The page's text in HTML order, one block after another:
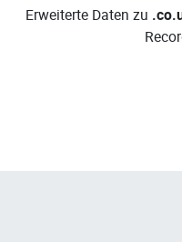
Erweiterte Daten zu